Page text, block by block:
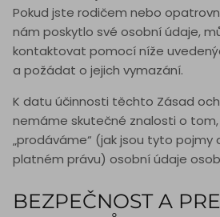
Pokud jste rodičem nebo
nám poskytlo své osobní údaje,
kontaktovat pomocí níže
a požádat o jejich vymazání.
K datu účinnosti těchto Zásad
nemáme skutečné znalosti o tom,
„prodáváme“ (jak jsou tyto pojmy
platném právu) osobní údaje
BEZPEČNOST A